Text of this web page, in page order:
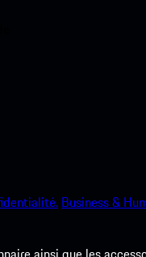
Business &